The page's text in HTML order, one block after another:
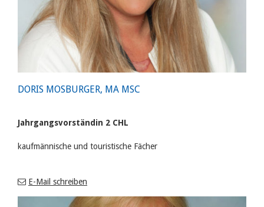
DORIS MOSBURGER, MA MSC
Jahrgangsvorständin 2 CHL
kaufmännische und touristische Fächer
E-Mail schreiben